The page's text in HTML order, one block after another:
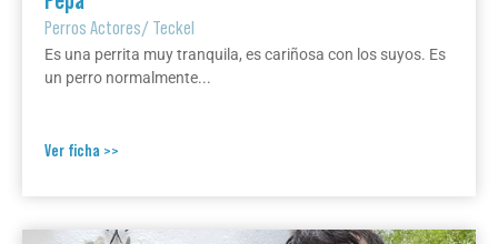
Perros Actores/ Teckel
Es una perrita muy tranquila, es cariñosa con los suyos. Es
un perro normalmente...
Ver ficha >>